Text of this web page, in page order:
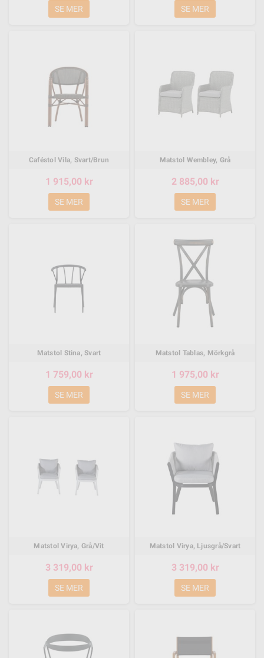
SE MER SE MER
Caféstol Vila, Svart/Brun
1 915,00 kr
SE MER
Matstol Wembley, Grå
2 885,00 kr
SE MER
Matstol Stina, Svart
1 759,00 kr
SE MER
Matstol Tablas, Mörkgrå
1 975,00 kr
SE MER
Matstol Virya, Grå/Vit
3 319,00 kr
SE MER
Matstol Virya, Ljusgrå/Svart
3 319,00 kr
SE MER